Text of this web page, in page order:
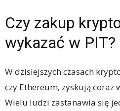
Czy zakup
wykazać w PIT?
W dzisiejszych czasach
czy Ethereum, zyskują coraz
Wielu ludzi zastanawia się